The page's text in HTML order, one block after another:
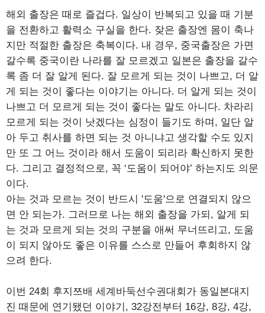
해외 출장은 때로 즐겁다. 일상이 반복되고 있을 때 기분
을 전환하고 활력소 구실을 한다. 잦은 출장엔 몸이 축나
지만 적절한 출장은 축복이다. 내 경우, 중국출장은 가면
갈수록 중국이란 나라를 잘 모르겠고 일본은 출장을 갈수
록 좀 더 잘 알게 된다. 잘 모르게 되는 것이 나쁘고, 더 알
게 되는 것이 좋다는 이야기는 아니다. 더 알게 되는 것이
나쁘고 더 모르게 되는 것이 좋다는 말도 아니다. 차라리
모르게 되는 것이 낫겠다는 심정이 들기도 하며, 일단 알
아 두고 취사를 하면 되는 것 아니냐고 생각할 수도 있지
만 또 그 어느 것이라 해서 도움이 되리라 확신하지 못한
다. 그리고 결정적으로, 꼭 ‘도움이 되어야’ 하는지도 의문
이다.
아는 것과 모르는 것이 반드시 '도움'으로 연결되지 않으
면 안 되는가. 그러므로 나는 해외 출장을 가되, 알게 되
는 것과 모르게 되는 것의 구분을 애써 무너뜨리고, 도움
이 되지 않아도 좋은 이유를 스스로 만들어 후회하지 않
으려 한다.
이번 24회 후지쯔배 세계바둑선수권대회가 동일본대지
진 때문에 연기됐던 이야기, 32강전부터 16강, 8강, 4강,